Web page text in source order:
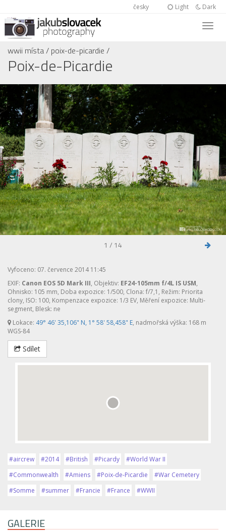
česky Light Dark
wwii místa/ poix-de-picardie /
Poix-de-Picardie
1 / 14
Vyfoceno: 07. července 2014 11:45
EXIF: Canon EOS 5D Mark III, Objektiv: EF24-105mm f/4L IS USM,
Ohnisko: 105 mm, Doba expozice: 1/500, Clona: f/7,1, Režim: Priorita
clony, ISO: 100, Kompenzace expozice: 1/3 EV, Měření expozice: Multi-
segment, Blesk: ne
Lokace: 49° 46' 35,106" N, 1° 58' 58,458" E, nadmořská výška: 168 m
WGS-84
Sdílet
#aircrew #2014 #British #Picardy
#World War II
#Commonwealth
#Amiens #Poix-de-Picardie
#War Cemetery
#Somme
#summer #Francie #France #WWII
GALERIE